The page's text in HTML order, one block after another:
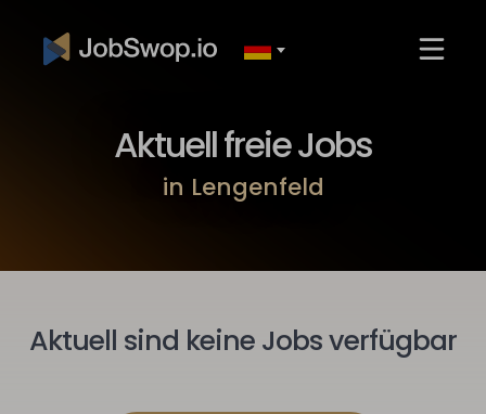
Aktuell freie Jobs
in Lengenfeld
Aktuell sind keine Jobs verfügbar